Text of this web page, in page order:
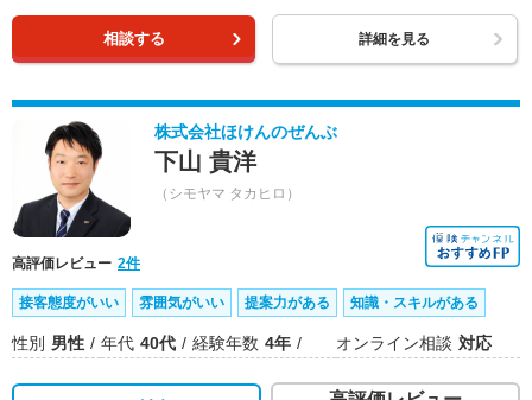
相談する 詳細を見る
株式会社ほけんのぜんぶ
下山 貴洋
（シモヤマ タカヒロ）
高評価レビュー 2件
接客態度がいい 雰囲気がいい 提案力がある 知識・スキルがある
性別 男性 年代 40代 経験年数 4年 オンライン相談 対応